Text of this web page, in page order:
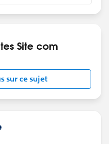
Site com
sur ce sujet